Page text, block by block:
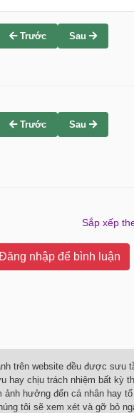
Trước Sau
Trước Sau
Sắp xếp
nhập để bình luận
trên website đều được sưu
hay chịu trách nhiệm bất kỳ
ảnh hưởng đến cá nhân hay
tôi sẽ xem xét và gỡ bỏ